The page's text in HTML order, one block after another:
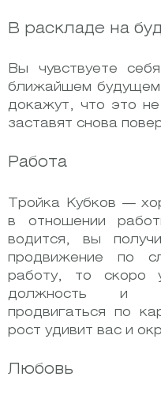
В раскладе на
Вы чувствуете
ближайшем
докажут, что это
заставят снова
Работа
Тройка Кубков —
в отношении
водится, вы
продвижение по
работу, то скоро
должность и
продвигаться по
рост удивит вас и
Любовь